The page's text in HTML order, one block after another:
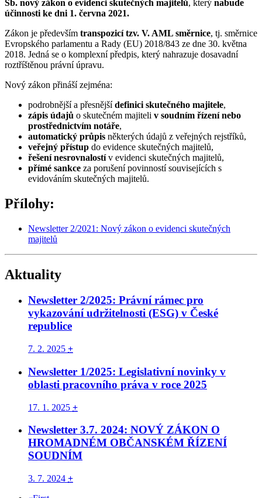
Sb. nový zákon o evidenci skutečných majitelů, který nabude
účinnosti ke dni 1. června 2021.
Zákon je především transpozicí tzv. V. AML směrnice, tj. směrnice
Evropského parlamentu a Rady (EU) 2018/843 ze dne 30. května
2018. Jedná se o komplexní předpis, který nahrazuje dosavadní
roztříštěnou právní úpravu.
Nový zákon přináší zejména:
podrobnější a přesnějšídefinici skutečného majitele,
zápis údajů o skutečném majiteli v soudním řízení nebo
prostřednictvím notáře,
automatický průpis některých údajů z veřejných rejstříků,
veřejný přístup do evidence skutečných majitelů,
řešení nesrovnalostív evidenci skutečných majitelů,
přímé sankce za porušení povinností souvisejících s
evidováním skutečných majitelů.
Přílohy:
Newsletter 2/2021: Nový zákon o evidenci skutečných
majitelů
Aktuality
Newsletter 2/2025: Právní rámec pro
vykazování udržitelnosti (ESG) v České
republice
7. 2. 2025 +
Newsletter 1/2025: Legislativní novinky v
oblasti pracovního práva v roce 2025
17. 1. 2025 +
Newsletter 3.7. 2024: NOVÝ ZÁKON O
HROMADNÉM OBČANSKÉM ŘÍZENÍ
SOUDNÍM
3. 7. 2024 +